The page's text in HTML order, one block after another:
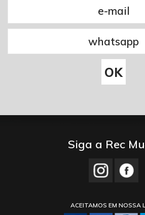
Siga a Rec
ACEITAMOS EM NOSSA